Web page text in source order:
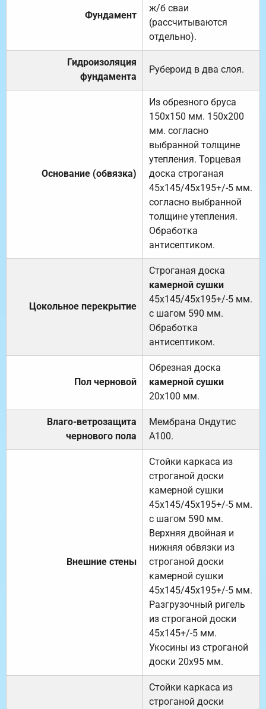
Фундамент
ж/б сваи
(рассчитываются
отдельно).
Гидроизоляция
фундамента
Рубероид в два слоя.
Основание (обвязка)
Из обрезного бруса
150х150 мм. 150х200
мм. согласно
выбранной толщине
утепления. Торцевая
доска строганая
45х145/45х195+/-5 мм.
согласно выбранной
толщине утепления.
Обработка
антисептиком.
Цокольное перекрытие
Строганая доска
камерной сушки
45х145/45х195+/-5 мм.
с шагом 590 мм.
Обработка
антисептиком.
Пол черновой
Обрезная доска
камерной сушки
20х100 мм.
Влаго-ветрозащита
чернового пола
Мембрана Ондутис
А100.
Внешние стены
Стойки каркаса из
строганой доски
камерной сушки
45х145/45х195+/-5 мм.
с шагом 590 мм.
Верхняя двойная и
нижняя обвязки из
строганой доски
камерной сушки
45х145/45х195+/-5 мм.
Разгрузочный ригель
из строганой доски
45х145+/-5 мм.
Укосины из строганой
доски 20х95 мм.
Стойки каркаса из
строганой доски